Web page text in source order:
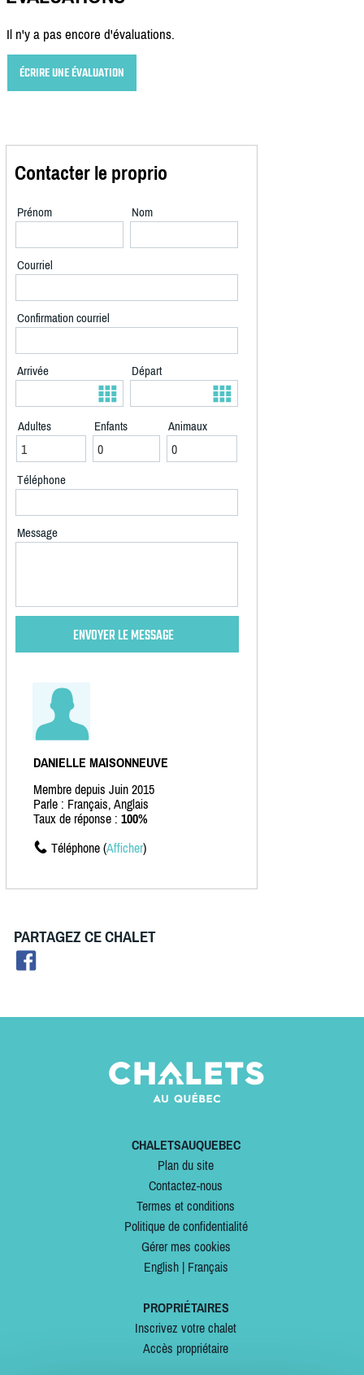
Il n'y a pas encore d'évaluations.
ÉCRIRE UNE ÉVALUATION
Contacter le proprio
Prénom Nom
Courriel
Confirmation courriel
Arrivée Départ
Adultes Enfants Animaux
Téléphone
Message
DANIELLE MAISONNEUVE
Membre depuis Juin 2015
Parle : Français, Anglais
Taux de réponse : 100%
Téléphone (Afficher)
PARTAGEZ CE CHALET
CHALETSAUQUEBEC
Plan du site
Contactez-nous
Termes et conditions
Politique de confidentialité
Gérer mes cookies
English| Français
PROPRIÉTAIRES
Inscrivez votre chalet
Accès propriétaire